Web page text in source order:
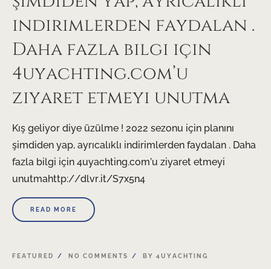
indirimlerden faydalan .
Daha fazla bilgi için
4uyachting.com’u
ziyaret etmeyi unutma
Kış geliyor diye üzülme ! 2022 sezonu için planını
şimdiden yap, ayrıcalıklı indirimlerden faydalan . Daha
fazla bilgi için 4uyachting.com’u ziyaret etmeyi
unutmahttp://dlvr.it/S7x5n4
READ MORE
FEATURED NO COMMENTS BY 4UYACHTING